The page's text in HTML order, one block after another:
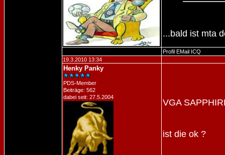
...bald ist mta
Profil EMail ICQ
19.3.2010 13:34
Henky Panky
PDS-Member
Beiträge: 562
dabei seit: 27.5.2004
VGA
ist die ok ?